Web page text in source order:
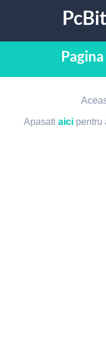
Apasatiaici pentru